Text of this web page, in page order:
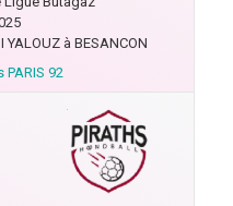
YALOUZ à BESANCON
PARIS 92